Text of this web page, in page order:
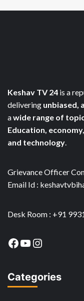
Keshav TV 24 is a
delivering unbiased,
awide range of
Education,
and technology
Grievance Officer
Email Id :
Desk Room : +91
Facebook
YouTube
Instagram
Categories